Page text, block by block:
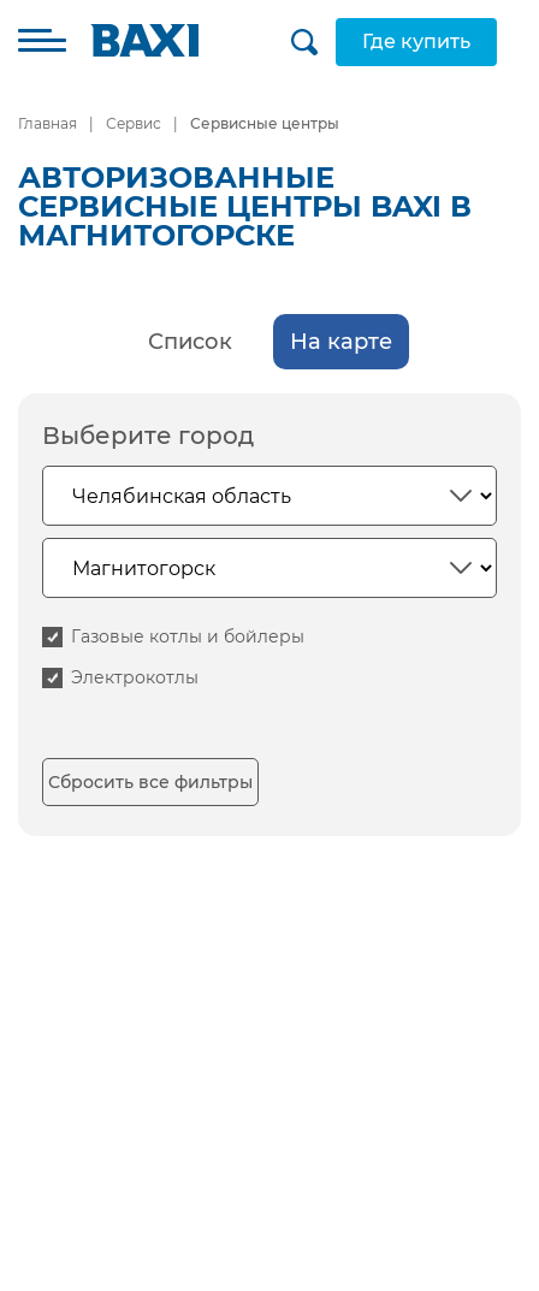
Где купить
Главная Сервис Сервисные центры
АВТОРИЗОВАННЫЕ
СЕРВИСНЫЕ ЦЕНТРЫ BAXI В
МАГНИТОГОРСКЕ
Список На карте
Выберите город
Газовые котлы и бойлеры
Электрокотлы
Сбросить все фильтры